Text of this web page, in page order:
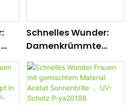
Schnelles Wunder:
Damenkrümmte
Acetat-Sonnenbrille
， UV-Schutz P-
ya20194